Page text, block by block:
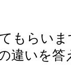
もらいま
違いを答